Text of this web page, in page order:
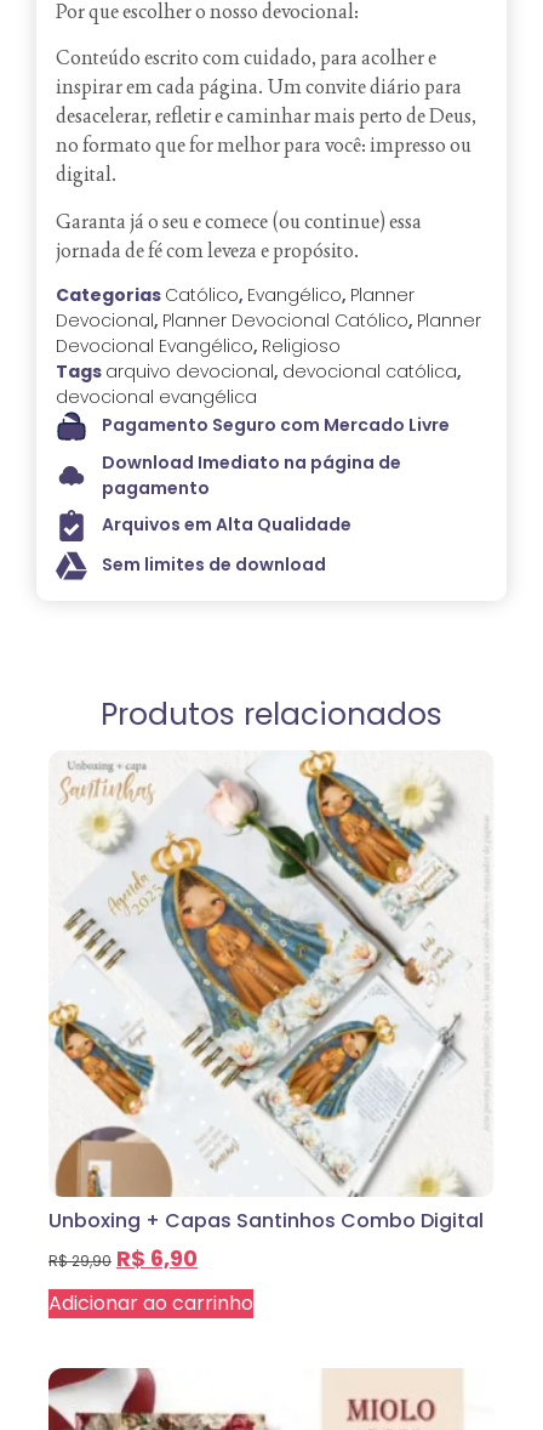
Por que escolher o nosso devocional:
Conteúdo escrito com cuidado, para acolher e
inspirar em cada página. Um convite diário para
desacelerar, refletir e caminhar mais perto de Deus,
no formato que for melhor para você: impresso ou
digital.
Garanta já o seu e comece (ou continue) essa
jornada de fé com leveza e propósito.
Categorias Católico, Evangélico, Planner
Devocional, Planner Devocional Católico, Planner
Devocional Evangélico, Religioso
Tags arquivo devocional, devocional católica,
devocional evangélica
Pagamento Seguro com Mercado Livre
Download Imediato na página de
pagamento
Arquivos em Alta Qualidade
Sem limites de download
Produtos relacionados
Unboxing + Capas Santinhos Combo Digital
R$29,90 R$ 6,90
Adicionar ao carrinho